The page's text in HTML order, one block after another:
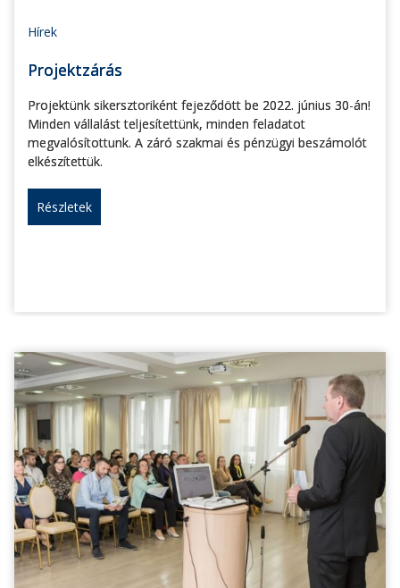
Hírek
Projektzárás
Projektünk sikersztoriként fejeződött be 2022. június 30-án!
Minden vállalást teljesítettünk, minden feladatot
megvalósítottunk. A záró szakmai és pénzügyi beszámolót
elkészítettük.
Részletek